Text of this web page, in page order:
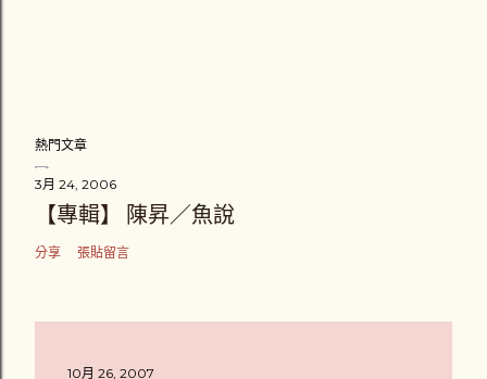
熱門文章
3月 24, 2006
【專輯】 陳昇／魚說
分享 張貼留言
10月 26, 2007